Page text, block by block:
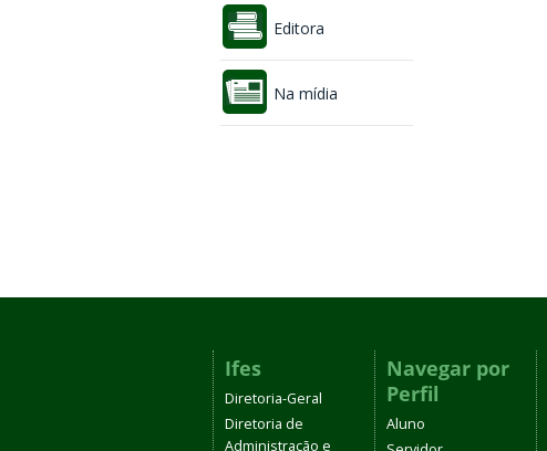
Editora
Na mídia
Ifes
Diretoria-Geral
Diretoria de
Administração e
Navegar por
Perfil
Aluno